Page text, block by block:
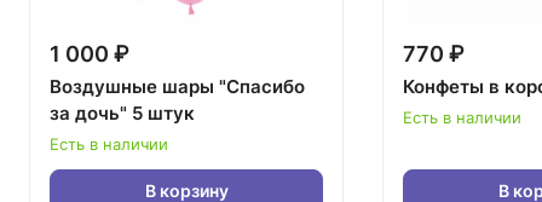
1 000 ₽
Воздушные шары "Спасибо
за дочь" 5 штук
Есть в наличии
В корзину
770 ₽
Конфеты в
Есть в наличии
В